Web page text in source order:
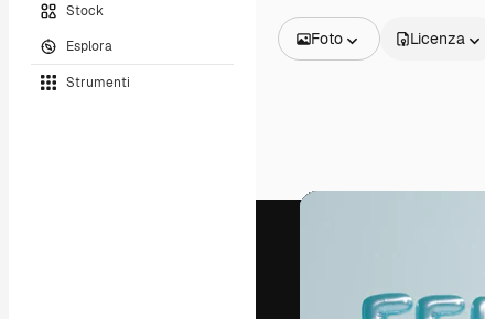
Stock
Esplora
Strumenti
Foto
Video
Licenza